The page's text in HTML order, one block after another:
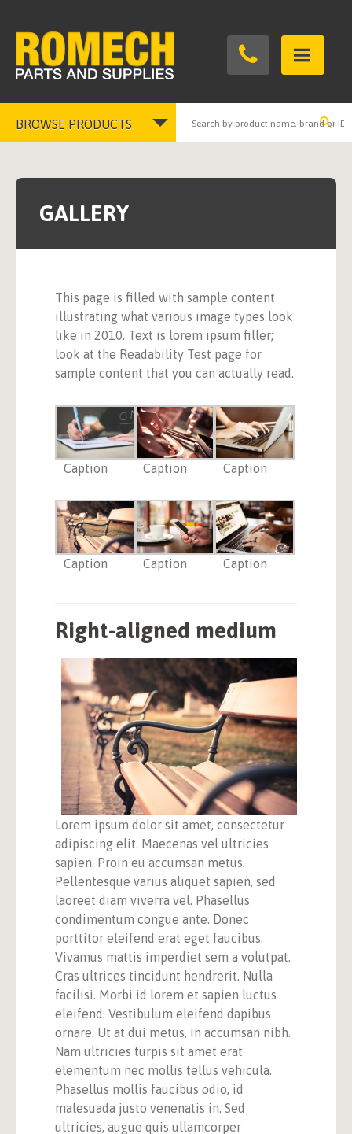
BROWSE PRODUCTS
navigation
GALLERY
This page is filled with sample content
illustrating what various image types look
like in 2010. Text is lorem ipsum filler;
look at the Readability Test page for
sample content that you can actually read.
Caption Caption Caption
Caption Caption Caption
Right-aligned medium
Lorem ipsum dolor sit amet, consectetur
adipiscing elit. Maecenas vel ultricies
sapien. Proin eu accumsan metus.
Pellentesque varius aliquet sapien, sed
laoreet diam viverra vel. Phasellus
condimentum congue ante. Donec
porttitor eleifend erat eget faucibus.
Vivamus mattis imperdiet sem a volutpat.
Cras ultrices tincidunt hendrerit. Nulla
facilisi. Morbi id lorem et sapien luctus
eleifend. Vestibulum eleifend dapibus
ornare. Ut at dui metus, in accumsan nibh.
Nam ultricies turpis sit amet erat
elementum nec mollis tellus vehicula.
Phasellus mollis faucibus odio, id
malesuada justo venenatis in. Sed
ultricies, augue quis ullamcorper